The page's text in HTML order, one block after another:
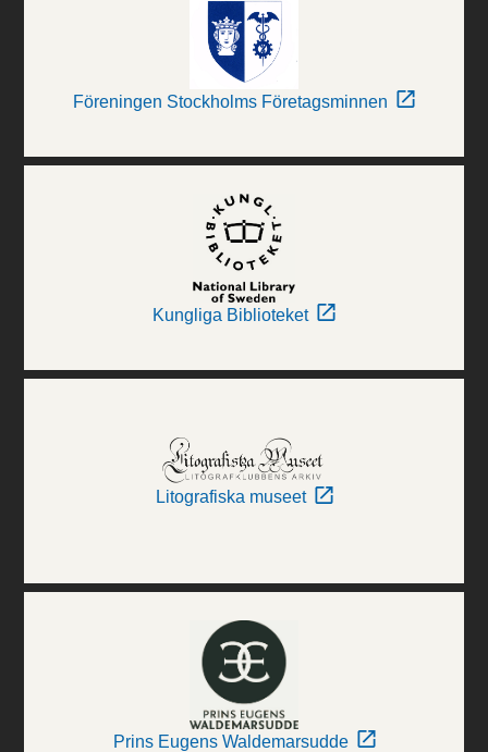
Föreningen Stockholms Företagsminnen
Kungliga Biblioteket
Litografiska museet
Prins Eugens Waldemarsudde